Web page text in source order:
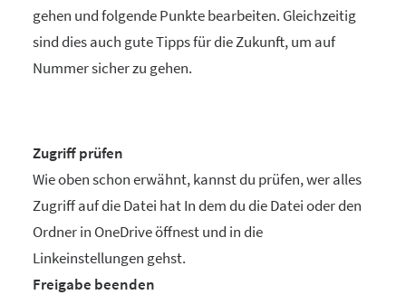
gehen und folgende Punkte bearbeiten. Gleichzeitig
sind dies auch gute Tipps für die Zukunft, um auf
Nummer sicher zu gehen.
Zugriff prüfen
Wie oben schon erwähnt, kannst du prüfen, wer alles
Zugriff auf die Datei hat In dem du die Datei oder den
Ordner in OneDrive öffnest und in die
Linkeinstellungen gehst.
Freigabe beenden